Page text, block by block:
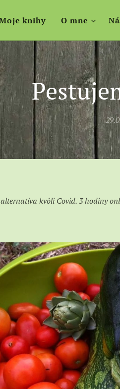
knihy O mne
kvôli Covid. 3 hodiny